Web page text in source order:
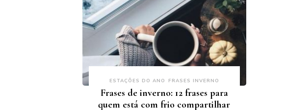
ESTAÇÕES DO ANO FRASES INVERNO
Frases de inverno: 12 frases para
quem está com frio compartilhar